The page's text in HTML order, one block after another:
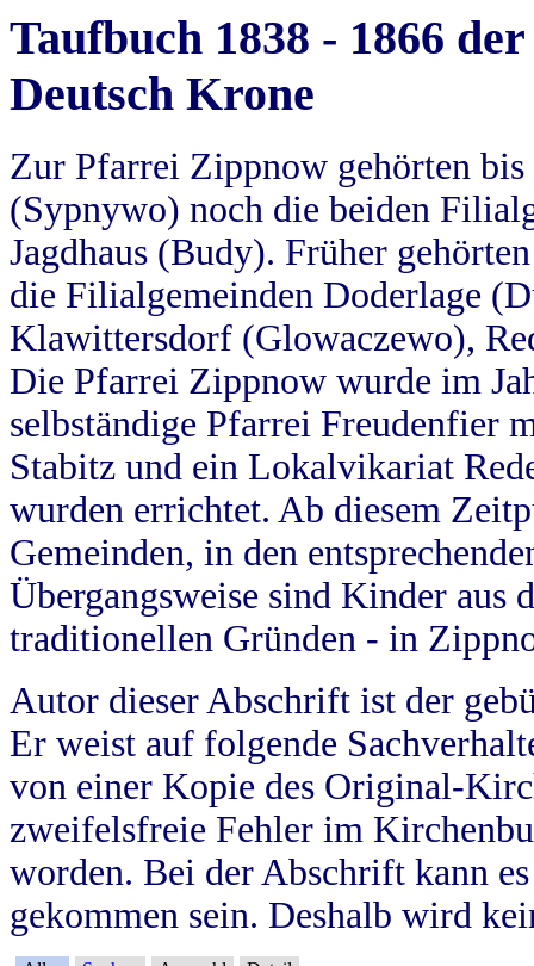
Taufbuch 1838 - 1866
Deutsch Krone
Zur Pfarrei Zippnow gehörten
(Sypnywo) noch die beiden
Jagdhaus (Budy). Früher
die Filialgemeinden Doderlage
Klawittersdorf (Glowaczewo),
Die Pfarrei Zippnow wurde im
selbständige Pfarrei Freudenfier
Stabitz und ein Lokalvikariat
wurden errichtet. Ab diesem
Gemeinden, in den
Übergangsweise sind Kinder aus
traditionellen Gründen - in
Autor dieser Abschrift ist der
Er weist auf folgende
von einer Kopie des Original-
zweifelsfreie Fehler im
worden. Bei der Abschrift kann
gekommen sein. Deshalb wird